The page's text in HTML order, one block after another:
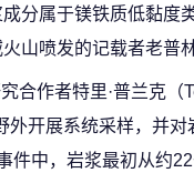
分属于镁铁质低黏度
山喷发的记载者老普
合作者特里·普兰克
外开展系统采样，并
件中，岩浆最初从约